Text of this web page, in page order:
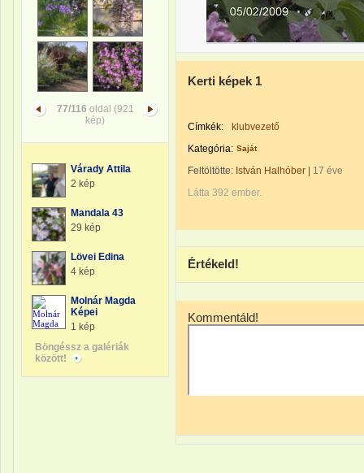
77/116 oldal (921
kép)
Várady Attila
2 kép
Mandala 43
29 kép
Lövei Edina
4 kép
Molnár Magda
Képei
1 kép
Böngéssz a galériák
között!
Kerti képek 1
Címkék:
klubvezető
Kategória: Saját
Feltöltötte: István Halhóber
17 éve
Látta 392 ember.
Értékeld!
Kommentáld!